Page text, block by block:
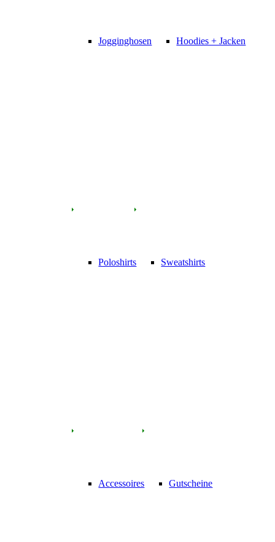
Jogginghosen Hoodies + Jacken
Poloshirts Sweatshirts
Accessoires Gutscheine